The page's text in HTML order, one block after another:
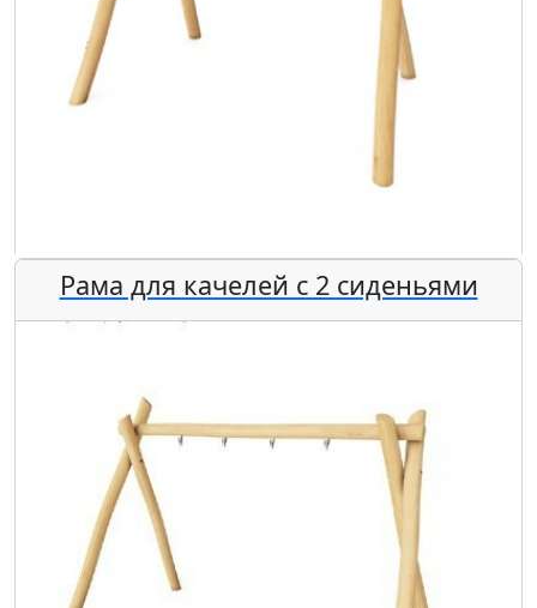
Рама для качелей с 2 сиденьями